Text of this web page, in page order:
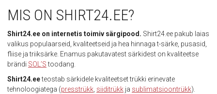
MIS ON SHIRT24.EE?
Shirt24.ee on internetis toimiv särgipood. Shirt24.ee pakub laias
valikus populaarseid, kvaliteetseid ja hea hinnaga t-särke, pusasid,
fliise ja triiksärke. Enamus pakutavatest särkidest on kvaliteetse
brändi SOL’Stoodang.
Shirt24.eeteostab särkidele kvaliteetset trükki erinevate
tehnoloogiatega (presstrükk siiditrükk ja sublimatsioontrükk).